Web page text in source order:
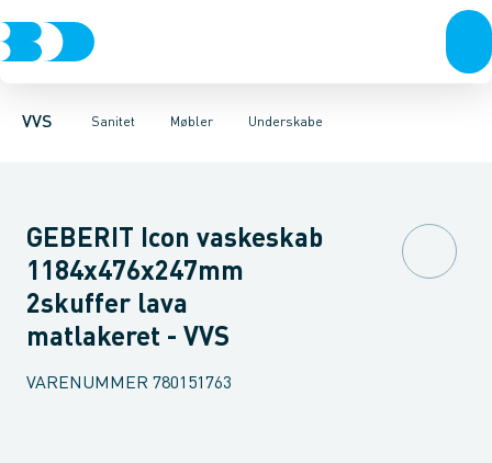
VVS Sanitet
Rør & fittingsPressfittings & rørKuglehaner & ventiler
Møbler
Toiletter, sæder og cisterner VaskeArmaturer
Underskabe
Møbelsæt & pakkerUnderskabeHøjskabe
GEBERIT Icon vaskeskab
1184x476x247mm
2skuffer lava
matlakeret - VVS
VARENUMMER 780151763